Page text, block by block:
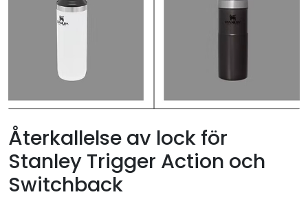
Återkallelse av lock för
Stanley Trigger Action och
Switchback